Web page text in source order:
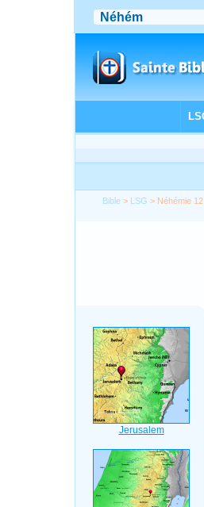
Bible > LSG > Néhémie 12